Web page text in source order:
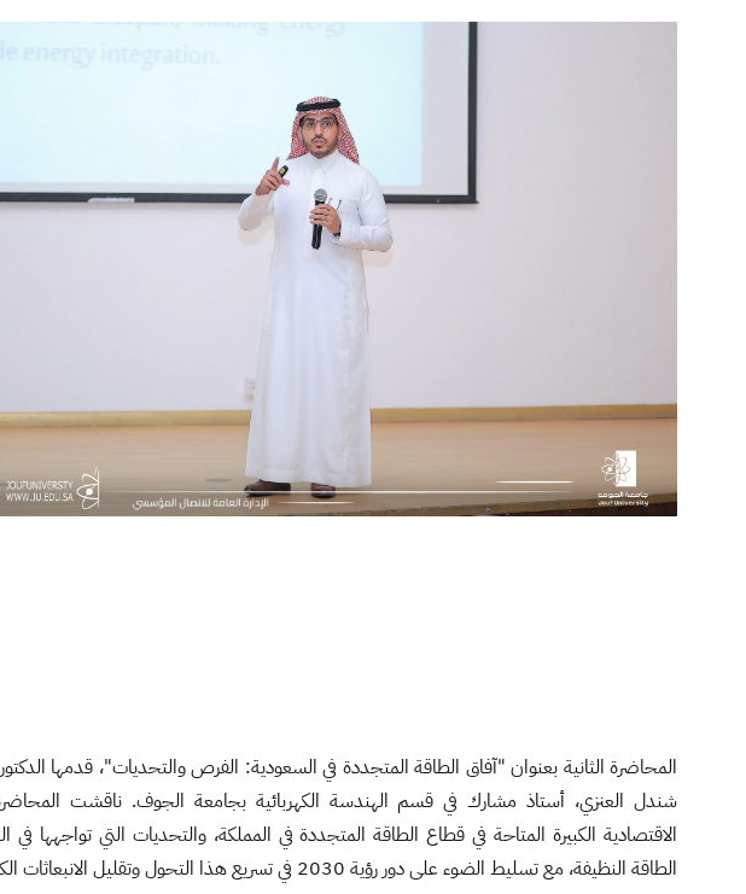
المحاضرة الثانية بعنوان "آفاق الطاقة المتجددة في السعودية: الفرص والتحديات"، قدمها
شندل العنزي، أستاذ مشارك في قسم الهندسة الكهربائية بجامعة الجوف. ناقشت
الاقتصادية الكبيرة المتاحة في قطاع الطاقة المتجددة في المملكة، والتحديات التي تواجهها في
الطاقة النظيفة، مع تسليط الضوء على دور رؤية 2030 في تسريع هذا التحول وتقليل الانبعاثات الكربونية.